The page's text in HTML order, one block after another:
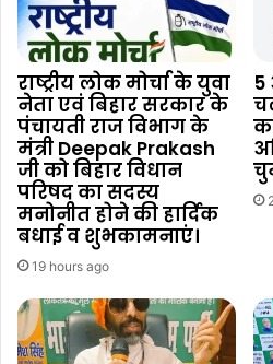
राष्ट्रीय लोक मोर्चा के युवा
नेता एवं बिहार सरकार के
पंचायती राज विभाग के
मंत्री Deepak Prakash
जी को बिहार विधान
परिषद का सदस्य
मनोनीत होने की हार्दिक
बधाई व शुभकामनाएं।
19 hours ago
5